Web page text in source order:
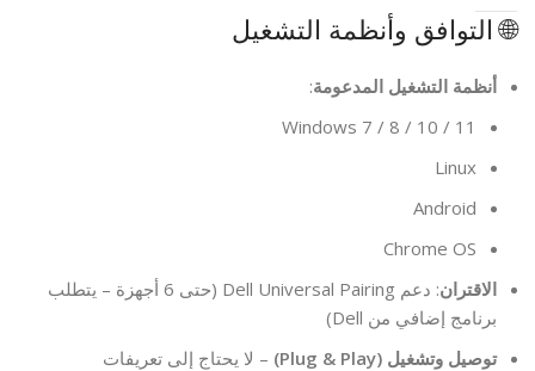
🌐 التوافق وأنظمة التشغيل
أنظمة التشغيل المدعومة:
Windows 7 / 8 / 10 / 11
Linux
Android
Chrome OS
الاقتران
: دعم Dell Universal Pairing (حتى 6 أجهزة – يتطلب
برنامج إضافي من Dell)
توصيل وتشغيل (Plug & Play)
– لا يحتاج إلى تعريفات